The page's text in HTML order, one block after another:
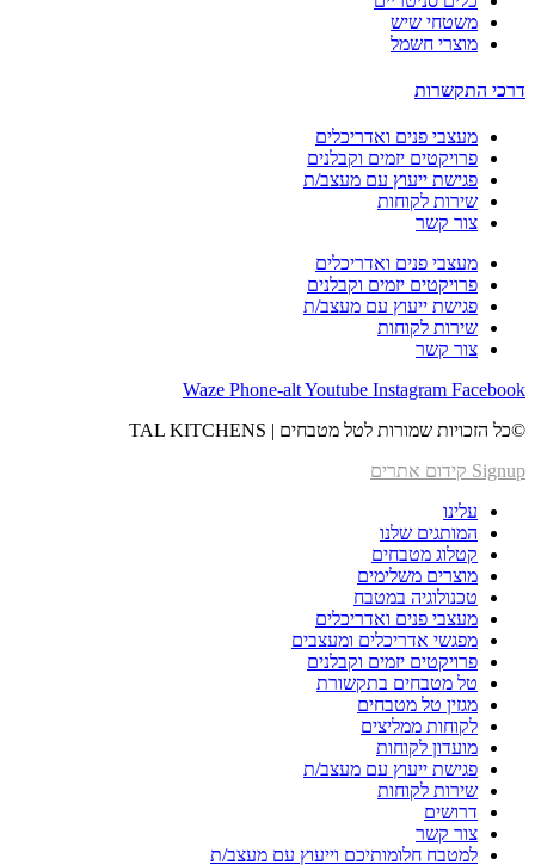
משטחי שיש
מוצרי חשמל
דרכי התקשרות
מעצבי פנים ואדריכלים
פרויקטים יזמים וקבלנים
פגישת ייעוץ עם מעצב/ת
שירות לקוחות
צור‬ קשר
מעצבי פנים ואדריכלים
פרויקטים יזמים וקבלנים
פגישת ייעוץ עם מעצב/ת
שירות לקוחות
צור‬ קשר
Waze Phone-altYoutube Instagram Facebook
©כל הזכויות שמורות לטל מטבחים | TAL KITCHENS
Signup קידום אתרים
עלינו
המותגים שלנו
קטלוג מטבחים
מוצרים משלימים
טכנולוגיה במטבח
מעצבי פנים ואדריכלים
מפגשי אדריכלים ומעצבים
פרויקטים יזמים וקבלנים
טל מטבחים בתקשורת
מגזין טל מטבחים
לקוחות ממליצים
מועדון לקוחות
פגישת ייעוץ עם מעצב/ת
שירות לקוחות
דרושים
צור‬ קשר
למטבח חלומותיכם וייעוץ עם מעצב/ת